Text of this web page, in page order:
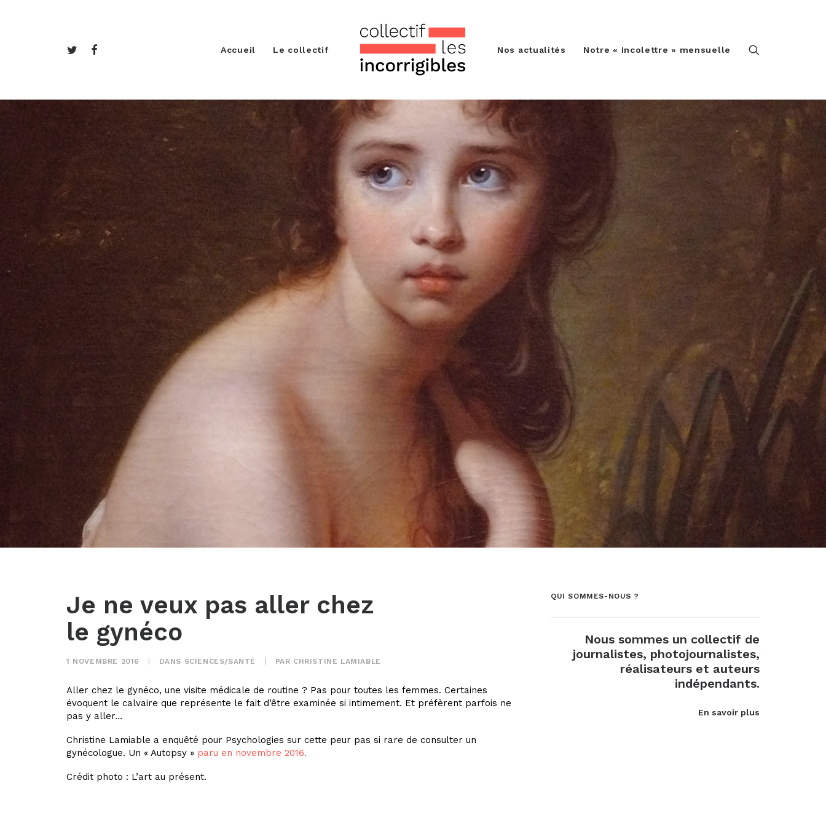
Accueil Le collectif Nos actualités Notre « Incolettre » mensuelle
Je ne veux pas aller chez
le gynéco
1 NOVEMBRE 2016 DANS SCIENCES/SANTÉ PAR CHRISTINE LAMIABLE
Aller chez le gynéco, une visite médicale de routine ? Pas pour toutes les femmes. Certaines
évoquent le calvaire que représente le fait d’être examinée si intimement. Et préfèrent parfois ne
pas y aller…
Christine Lamiable a enquêté pour Psychologies sur cette peur pas si rare de consulter un
gynécologue. Un « Autopsy » paru en novembre 2016.
Crédit photo : L’art au présent.
QUI SOMMES-NOUS ?
Nous sommes un collectif de
journalistes, photojournalistes,
réalisateurs et auteurs
indépendants.
En savoir plus